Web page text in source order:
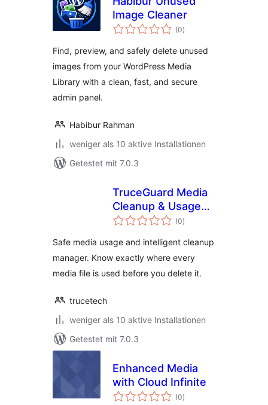
Image Cleaner
(0Bewertungen
insgesamt
)
Find, preview, and safely delete unused
images from your WordPress Media
Library with a clean, fast, and secure
admin panel.
Habibur Rahman
weniger als 10 aktive Installationen
Getestet mit 7.0.3
TruceGuard Media
Cleanup & Usage
Tracker
(0Bewertungen
insgesamt
)
Safe media usage and intelligent cleanup
manager. Know exactly where every
media file is used before you delete it.
trucetech
weniger als 10 aktive Installationen
Getestet mit 7.0.3
Enhanced Media
with Cloud Infinite
(0Bewertungen
insgesamt
)